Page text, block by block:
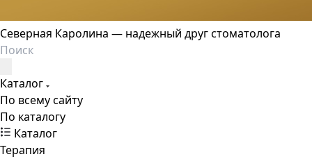
Северная Каролина — надежный друг стоматолога
Каталог
По всему сайту
По каталогу
Каталог
Терапия